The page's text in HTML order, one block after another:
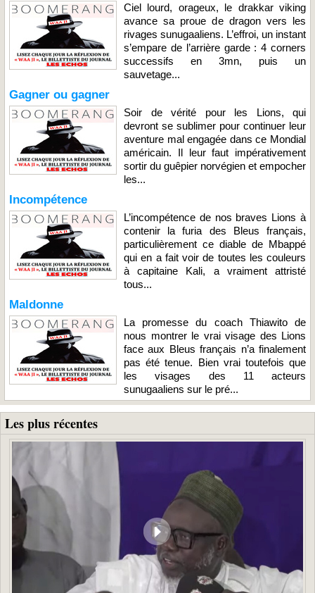
Ciel lourd, orageux, le drakkar viking
avance sa proue de dragon vers les
rivages sunugaaliens. L’effroi, un instant
s’empare de l’arrière garde : 4 corners
successifs en 3mn, puis un
sauvetage...
Gagner ou gagner
Soir de vérité pour les Lions, qui
devront se sublimer pour continuer leur
aventure mal engagée dans ce Mondial
américain. Il leur faut impérativement
sortir du guêpier norvégien et empocher
les...
Incompétence
L’incompétence de nos braves Lions à
contenir la furia des Bleus français,
particulièrement ce diable de Mbappé
qui en a fait voir de toutes les couleurs
à capitaine Kali, a vraiment attristé
tous...
Maldonne
La promesse du coach Thiawito de
nous montrer le vrai visage des Lions
face aux Bleus français n’a finalement
pas été tenue. Bien vrai toutefois que
les visages des 11 acteurs
sunugaaliens sur le pré...
Les plus récentes